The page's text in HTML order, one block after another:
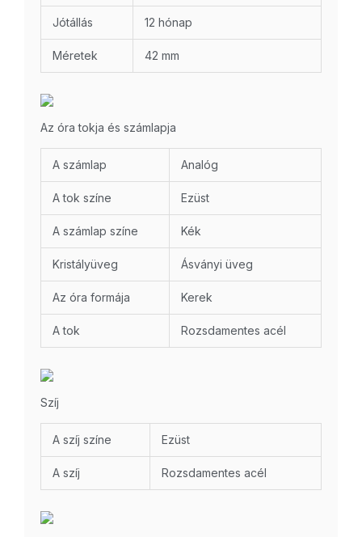
Jótállás 12 hónap
Méretek 42 mm
Az óra tokja és számlapja
A számlap Analóg
A tok színe Ezüst
A számlap színe Kék
Kristályüveg Ásványi üveg
Az óra formája Kerek
A tok Rozsdamentes acél
Szíj
A szíj színe Ezüst
A szíj Rozsdamentes acél